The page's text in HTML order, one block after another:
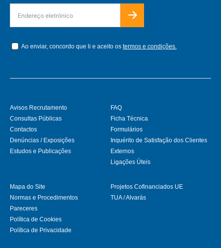
Ao enviar, concordo que li e aceito os termos e condições.
Avisos Recrutamento
Consultas Públicas
Contactos
Denúncias / Exposições
Estudos e Publicações
FAQ
Ficha Técnica
Formulários
Inquérito de Satisfação dos Clientes
Externos
Ligações Úteis
Mapa do Site
Normas e Procedimentos
Pareceres
Política de Cookies
Política de Privacidade
Projetos Cofinanciados UE
TUA / Alvarás